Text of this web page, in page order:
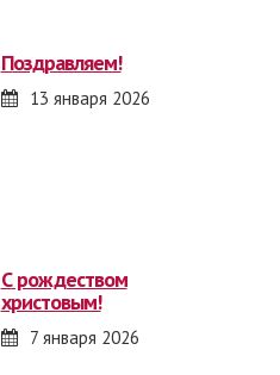
поздравляем!
13 января 2026
с рождеством
христовым!
7 января 2026